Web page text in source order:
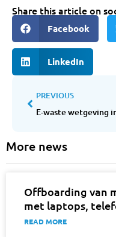
Share this article on
Facebook
LinkedIn
PREVIOUS
kabelmanagement
More news
Offboarding van
met laptops,
READ MORE